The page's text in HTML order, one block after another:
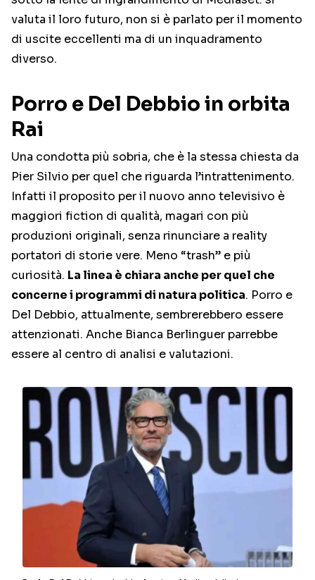
valuta il loro futuro, non si è parlato per il momento
di uscite eccellenti ma di un inquadramento
diverso.
Porro e Del Debbio in orbita
Rai
Una condotta più sobria, che è la stessa chiesta da
Pier Silvio per quel che riguarda l’intrattenimento.
Infatti il proposito per il nuovo anno televisivo è
maggiori fiction di qualità, magari con più
produzioni originali, senza rinunciare a reality
portatori di storie vere. Meno “trash” e più
curiosità. La linea è chiara anche per quel che
concerne i programmi di natura politica. Porro e
Del Debbio, attualmente, sembrerebbero essere
attenzionati. Anche Bianca Berlinguer parrebbe
essere al centro di analisi e valutazioni.